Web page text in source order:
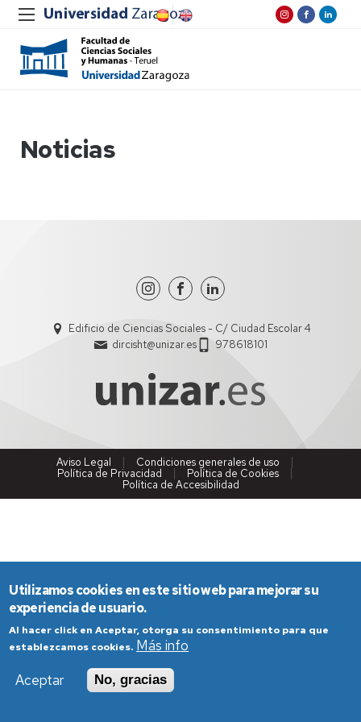
Noticias
Edificio de Ciencias Sociales - C/ Ciudad Escolar 4
dircisht@unizar.es
978618101
Aviso Legal
Condiciones generales de uso
Política de Privacidad
Política de Cookies
Política de Accesibilidad
Utilizamos cookies en este sitio web para mejorar su
experiencia de usuario.
Al hacer click en Aceptar, otorga su consentimiento para que
establezcamos cookies. Más info
Aceptar
No, gracias